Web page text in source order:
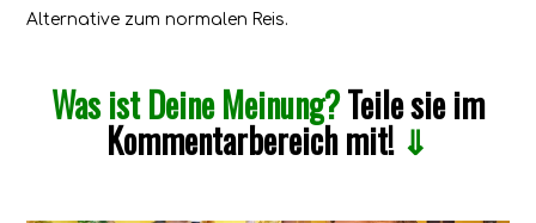
Alternative zum normalen Reis.
Was ist Deine Meinung?Teile sie im
Kommentarbereich mit!⇓